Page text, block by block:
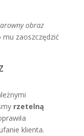
obraz
zaoszczędzić
rzetelną
klienta.